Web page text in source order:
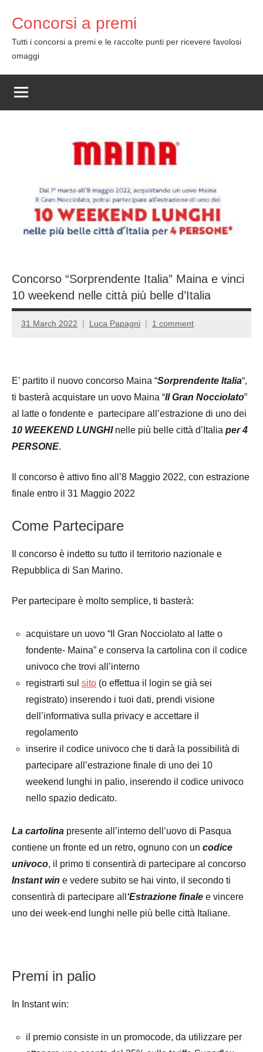
content
Concorsi a premi
Tutti i concorsi a premi e le raccolte punti per ricevere favolosi
omaggi
Concorso “Sorprendente Italia” Maina e vinci
10 weekend nelle città più belle d’Italia
31 March 2022 Luca Papagni 1 comment
E’ partito il nuovo concorso Maina “Sorprendente Italia“,
ti basterà acquistare un uovo Maina “Il Gran Nocciolato”
al latte o fondente e partecipare all’estrazione di uno dei
10 WEEKEND LUNGHInelle più belle città d’Italia per4
PERSONE.
Il concorso è attivo fino all’8 Maggio 2022, con estrazione
finale entro il 31 Maggio 2022
Come Partecipare
Il concorso è indetto su tutto il territorio nazionale e
Repubblica di San Marino.
Per partecipare è molto semplice, ti basterà:
acquistare un uovo “Il Gran Nocciolato al latte o
fondente- Maina” e conserva la cartolina con il codice
univoco che trovi all’interno
registrarti sul sito (o effettua il login se già sei
registrato) inserendo i tuoi dati, prendi visione
dell’informativa sulla privacy e accettare il
regolamento
inserire il codice univoco che ti darà la possibilità di
partecipare all’estrazione finale di uno dei 10
weekend lunghi in palio, inserendo il codice univoco
nello spazio dedicato.
La cartolina presente all’interno dell’uovo di Pasqua
contiene un fronte ed un retro, ognuno con un codice
univoco, il primo ti consentirà di partecipare al concorso
Instant win e vedere subito se hai vinto, il secondo ti
consentirà di partecipare all ‘Estrazione finale e vincere
uno dei week-end lunghi nelle più belle città Italiane.
Premi in palio
In Instant win:
il premio consiste in un promocode, da utilizzare per